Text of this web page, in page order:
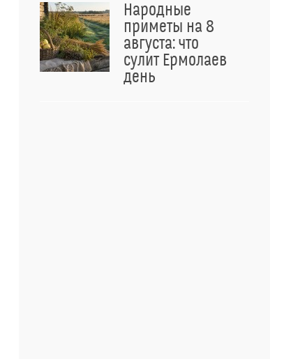
Народные
приметы на 8
августа: что
сулит Ермолаев
день